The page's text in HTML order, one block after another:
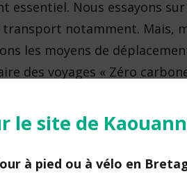
Nous essayons sur
notamment. Mais,
les moyens de
des voyages « Zéro
imité sur l’environnement.
le site de Kaouann
à pied ou à vélo en